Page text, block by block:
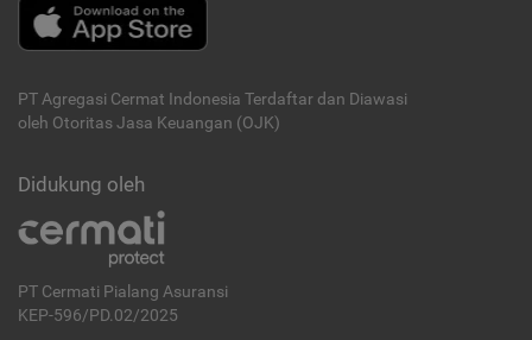
PT Agregasi Cermat Indonesia Terdaftar dan Diawasi
oleh Otoritas Jasa Keuangan (OJK)
Didukung oleh
PT Cermati Pialang Asuransi
KEP-596/PD.02/2025